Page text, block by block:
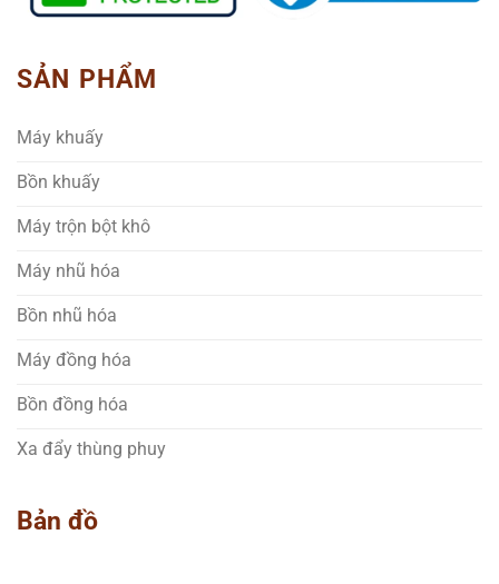
SẢN PHẨM
Máy khuấy
Bồn khuấy
Máy trộn bột khô
Máy nhũ hóa
Bồn nhũ hóa
Máy đồng hóa
Bồn đồng hóa
Xa đẩy thùng phuy
Bản đồ